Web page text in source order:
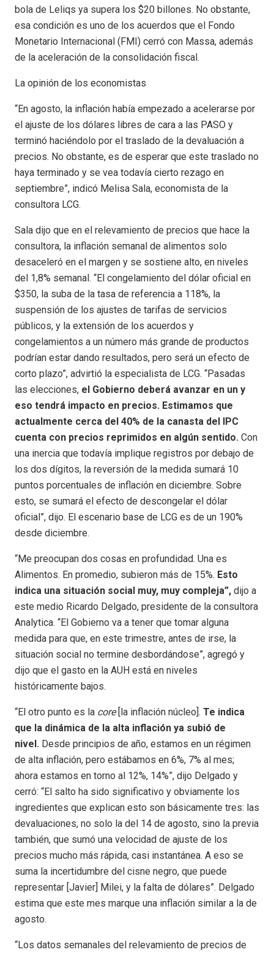
bola de Leliqs ya supera los $20 billones. No obstante,
esa condición es uno de los acuerdos que el Fondo
Monetario Internacional (FMI) cerró con Massa, además
de la aceleración de la consolidación fiscal.
La opinión de los economistas
“En agosto, la inflación había empezado a acelerarse por
el ajuste de los dólares libres de cara a las PASO y
terminó haciéndolo por el traslado de la devaluación a
precios. No obstante, es de esperar que este traslado no
haya terminado y se vea todavía cierto rezago en
septiembre”, indicó Melisa Sala, economista de la
consultora LCG.
Sala dijo que en el relevamiento de precios que hace la
consultora, la inflación semanal de alimentos solo
desaceleró en el margen y se sostiene alto, en niveles
del 1,8% semanal. “El congelamiento del dólar oficial en
$350, la suba de la tasa de referencia a 118%, la
suspensión de los ajustes de tarifas de servicios
públicos, y la extensión de los acuerdos y
congelamientos a un número más grande de productos
podrían estar dando resultados, pero será un efecto de
corto plazo”, advirtió la especialista de LCG. “Pasadas
las elecciones, el Gobierno deberá avanzar en un y
eso tendrá impacto en precios. Estimamos que
actualmente cerca del 40% de la canasta del IPC
cuenta con precios reprimidos en algún sentido. Con
una inercia que todavía implique registros por debajo de
los dos dígitos, la reversión de la medida sumará 10
puntos porcentuales de inflación en diciembre. Sobre
esto, se sumará el efecto de descongelar el dólar
oficial”, dijo. El escenario base de LCG es de un 190%
desde diciembre.
“Me preocupan dos cosas en profundidad. Una es
Alimentos. En promedio, subieron más de 15%. Esto
indica una situación social muy, muy compleja”, dijo a
este medio Ricardo Delgado, presidente de la consultora
Analytica. “El Gobierno va a tener que tomar alguna
medida para que, en este trimestre, antes de irse, la
situación social no termine desbordándose”, agregó y
dijo que el gasto en la AUH está en niveles
históricamente bajos.
“El otro punto es la core[la inflación núcleo]. Te indica
que la dinámica de la alta inflación ya subió de
nivel. Desde principios de año, estamos en un régimen
de alta inflación, pero estábamos en 6%, 7% al mes;
ahora estamos en torno al 12%, 14%”, dijo Delgado y
cerró: “El salto ha sido significativo y obviamente los
ingredientes que explican esto son básicamente tres: las
devaluaciones, no solo la del 14 de agosto, sino la previa
también, que sumó una velocidad de ajuste de los
precios mucho más rápida, casi instantánea. A eso se
suma la incertidumbre del cisne negro, que puede
representar [Javier] Milei, y la falta de dólares”. Delgado
estima que este mes marque una inflación similar a la de
agosto.
“Los datos semanales del relevamiento de precios de